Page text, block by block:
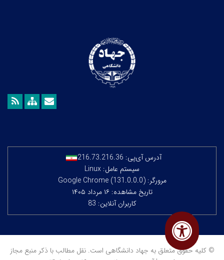
آدرس آی‌پی: 216.73.216.36
سیستم عامل: Linux
مرورگر: Google Chrome (131.0.0.0)
تاریخ مشاهده: ۱۶ مرداد ۱۴۰۵
کاربران آنلاین: 83
© کلیه حقوق متعلق به جهاد دانشگاهی است. نقل مطالب با ذکر منبع مجاز